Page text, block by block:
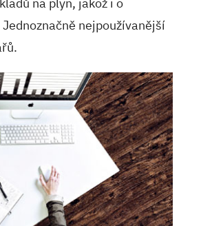
na plyn, jakož i o
nejpoužívanější